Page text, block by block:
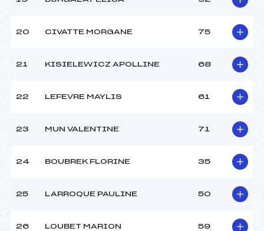
20 CIVATTE MORGANE 75
21 KISIELEWICZ APOLLINE 68
22 LEFEVRE MAYLIS 61
23 MUN VALENTINE 71
24 BOUBREK FLORINE 35
25 LARROQUE PAULINE 50
26 LOUBET MARION 59